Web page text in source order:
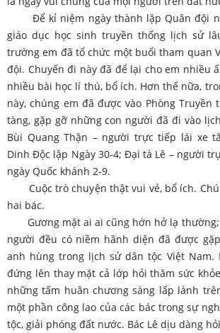
Để kỉ niệm ngày thành lập Quân đội
giáo dục học sinh truyền thống lịch sử
trường em đã tổ chức một buổi tham quan
đội. Chuyến đi này đã để lại cho em nhiều
nhiều bài học lí thú, bổ ích. Hơn thế nữa,
này, chúng em đã được vào Phòng Truyền
tàng, gặp gỡ những con người đã đi vào
Bùi Quang Thận – người trực tiếp lái xe
Dinh Độc lập Ngày 30-4; Đại tá Lê – người
ngày Quốc khánh 2-9.
Cuộc trò chuyện thật vui vẻ, bổ ích.
hai bác.
Gương mặt ai ai cũng hớn hở lạ thường;
người đều có niềm hãnh diện đã được
anh hùng trong lịch sử dân tộc Việt Nam.
đứng lên thay mặt cả lớp hỏi thăm sức
những tấm huân chương sáng lấp lánh
một phần công lao của các bác trong sự
tộc, giải phóng đất nước. Bác Lê dịu dàng